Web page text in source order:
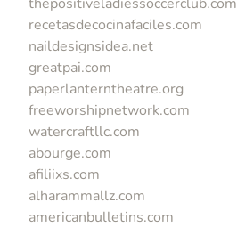
recetasdecocinafaciles.com
naildesignsidea.net
greatpai.com
paperlanterntheatre.org
freeworshipnetwork.com
watercraftllc.com
abourge.com
afiliixs.com
alharammallz.com
americanbulletins.com